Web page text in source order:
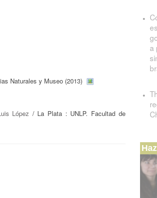
Naturales y Museo (2013)
López / La Plata : UNLP. Facultad de
a